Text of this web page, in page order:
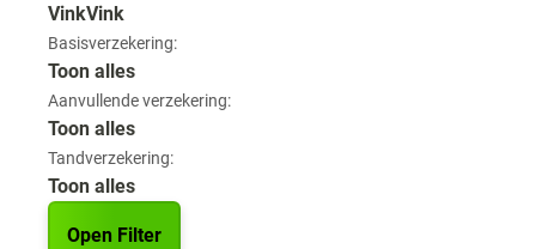
VinkVink
Basisverzekering:
Toon alles
Aanvullende verzekering:
Toon alles
Tandverzekering:
Toon alles
Open Filter